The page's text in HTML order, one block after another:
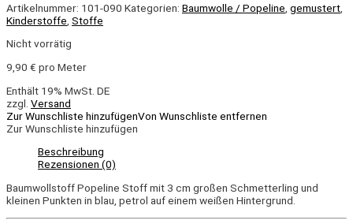
Artikelnummer: 101-090 Kategorien: Baumwolle / Popeline gemustert
Kinderstoffe Stoffe
Nicht vorrätig
9,90 € pro Meter
Enthält 19% MwSt. DE
zzgl. Versand
Zur Wunschliste hinzufügenVon Wunschliste entfernen
Zur Wunschliste hinzufügen
Beschreibung
Rezensionen (0)
Baumwollstoff Popeline Stoff mit 3 cm großen Schmetterling und
kleinen Punkten in blau, petrol auf einem weißen Hintergrund.